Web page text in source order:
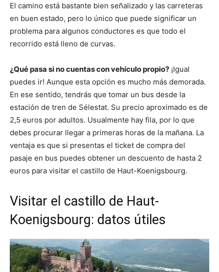
El camino está bastante bien señalizado y las carreteras
en buen estado, pero lo único que puede significar un
problema para algunos conductores es que todo el
recorrido está lleno de curvas.
¿Qué pasa si no cuentas con vehículo propio? ¡Igual
puedes ir! Aunque esta opción es mucho más demorada.
En ese sentido, tendrás que tomar un bus desde la
estación de tren de Sélestat. Su precio aproximado es de
2,5 euros por adultos. Usualmente hay fila, por lo que
debes procurar llegar a primeras horas de la mañana. La
ventaja es que si presentas el ticket de compra del
pasaje en bus puedes obtener un descuento de hasta 2
euros para visitar el castillo de Haut-Koenigsbourg.
Visitar el castillo de Haut-
Koenigsbourg: datos útiles